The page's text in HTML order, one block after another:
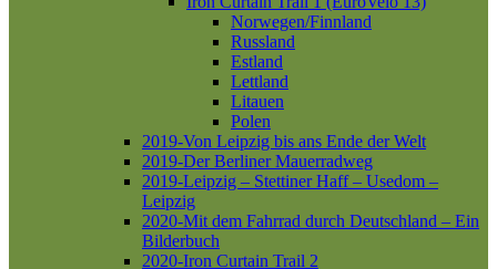
Norwegen/Finnland
Russland
Estland
Lettland
Litauen
Polen
2019-Von Leipzig bis ans Ende der Welt
2019-Der Berliner Mauerradweg
2019-Leipzig – Stettiner Haff – Usedom –
Leipzig
2020-Mit dem Fahrrad durch Deutschland – Ein
Bilderbuch
2020-Iron Curtain Trail 2